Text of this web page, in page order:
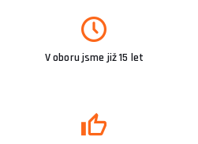
V oboru jsme již 15 let